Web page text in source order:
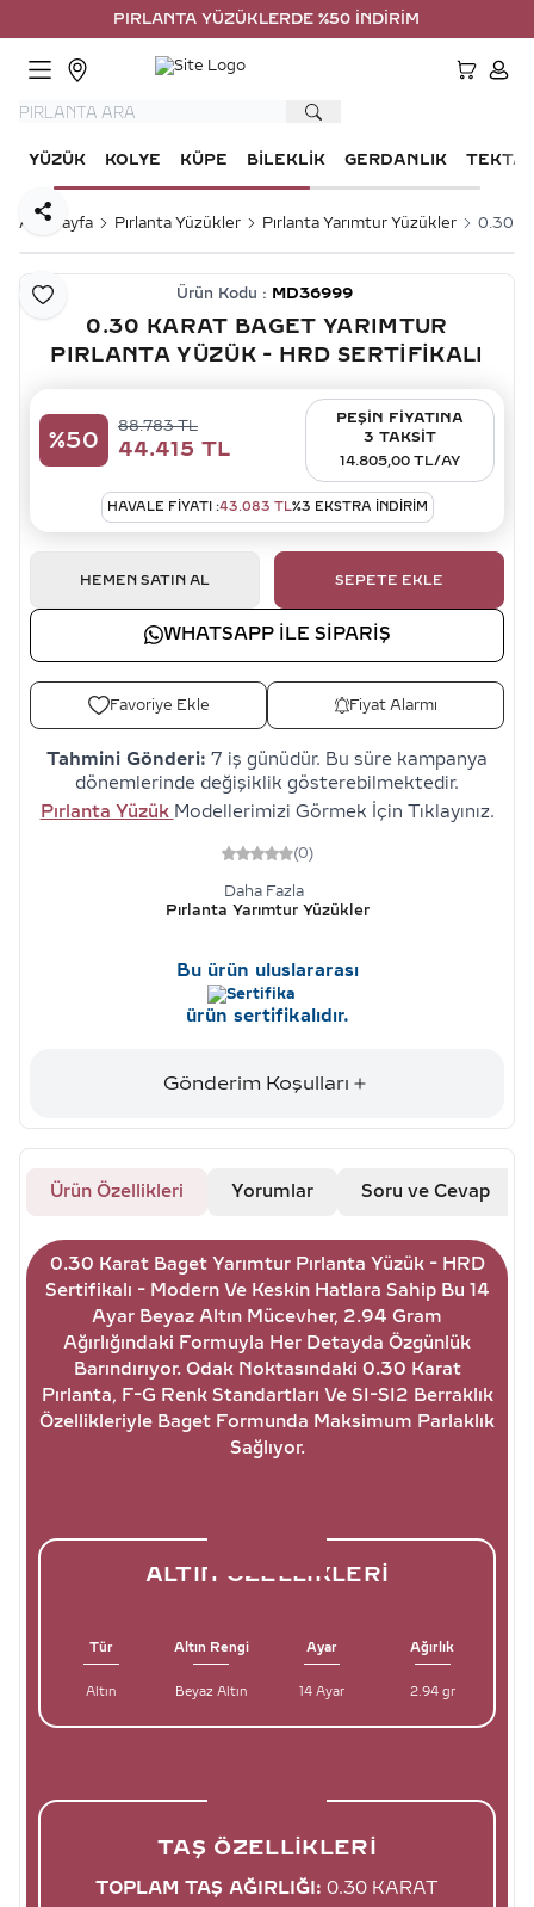
PIRLANTA YÜZÜKLERDE %50 İNDİRİM
YÜZÜK KOLYE KÜPE BILEKLIK GERDANLIK TEKTAŞ
Ana Sayfa Pırlanta Yüzükler Pırlanta Yarımtur Yüzükler 0.30
Favoriye Ekle
Paylaş
Ürün Kodu : MD36999
0.30 KARAT BAGET YARIMTUR
PIRLANTA YÜZÜK - HRD SERTIFIKALI
%50
88.783TL
44.415 TL
PEŞİN FİYATINA
3 TAKSİT
14.805,00 TL/AY
HAVALE FIYATI :43.083 TL%3 EKSTRA İNDİRİM
HEMEN SATIN AL SEPETE EKLE
WHATSAPP ILE SIPARIŞ
Favoriye Ekle Fiyat Alarmı
Tahmini Gönderi: 7 iş günüdür. Bu süre kampanya
dönemlerinde değişiklik gösterebilmektedir.
Pırlanta Yüzük Modellerimizi Görmek İçin Tıklayınız.
(0)
Daha Fazla
Pırlanta Yarımtur Yüzükler
Bu ürün uluslararası
ürün sertifikalıdır.
Gönderim Koşulları
Ürün Özellikleri Yorumlar Soru ve Cevap
0.30 Karat Baget Yarımtur Pırlanta Yüzük - HRD
Sertifikalı - Modern Ve Keskin Hatlara Sahip Bu 14
Ayar Beyaz Altın Mücevher, 2.94 Gram
Ağırlığındaki Formuyla Her Detayda Özgünlük
Barındırıyor. Odak Noktasındaki 0.30 Karat
Pırlanta, F-G Renk Standartları Ve SI-SI2 Berraklık
Özellikleriyle Baget Formunda Maksimum Parlaklık
Sağlıyor.
ALTIN ÖZELLIKLERI
Tür Altın Rengi Ayar Ağırlık
Altın Beyaz Altın 14 Ayar 2.94 gr
TAŞ ÖZELLIKLERI
TOPLAM TAŞ AĞIRLIĞI: 0.30 KARAT